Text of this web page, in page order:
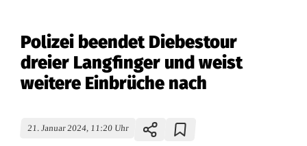
Polizei beendet Diebestour
dreier Langfinger und weist
weitere Einbrüche nach
21. Januar 2024, 11:20 Uhr